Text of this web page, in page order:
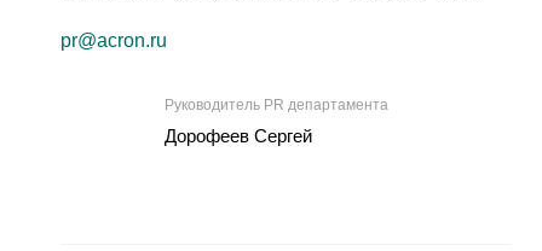
pr@acron.ru
Руководитель PR департамента
Дорофеев Сергей